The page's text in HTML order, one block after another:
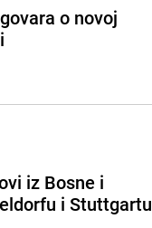
o novoj
iz Bosne i
i Stuttgartu